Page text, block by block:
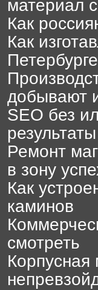
материал
Как
Как
Петербурге
добывают
SEO без
результаты
Ремонт
в зону
Как
каминов
смотреть